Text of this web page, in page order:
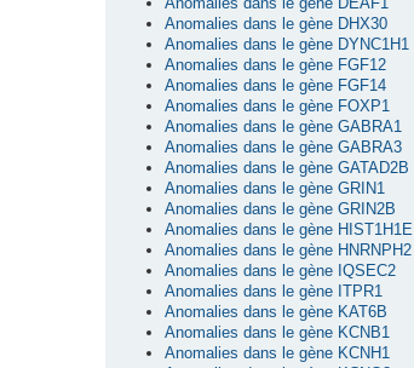
Anomalies dans le gène DHX30
Anomalies dans le gène DYNC1H1
Anomalies dans le gène FGF12
Anomalies dans le gène FGF14
Anomalies dans le gène FOXP1
Anomalies dans le gène GABRA1
Anomalies dans le gène GABRA3
Anomalies dans le gène GATAD2B
Anomalies dans le gène GRIN1
Anomalies dans le gène GRIN2B
Anomalies dans le gène HIST1H1E
Anomalies dans le gène HNRNPH2
Anomalies dans le gène IQSEC2
Anomalies dans le gène ITPR1
Anomalies dans le gène KAT6B
Anomalies dans le gène KCNB1
Anomalies dans le gène KCNH1